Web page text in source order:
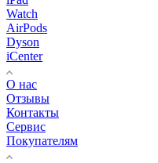
Watch
AirPods
Dyson
iCenter
О нас
Отзывы
Контакты
Сервис
Покупателям